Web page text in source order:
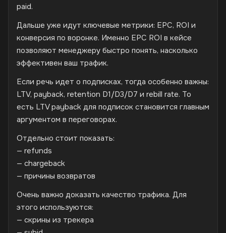
paid.
Дальше уже идут ключевые метрики: EPC, ROI и
конверсия по воронке. Именно EPC ROI в кейсе
позволяют менеджеру быстро понять, насколько
эффективен ваш трафик.
Если речь идет о подписках, тогда особенно важны:
LTV, payback, retention D1/D3/D7 и rebill rate. То
есть LTV payback для подписок становится главным
аргументом в переговорах.
Отдельно стоит показать:
— refunds
— chargeback
— причины возвратов
Очень важно доказать качество трафика. Для
этого используются:
— скрины из трекера